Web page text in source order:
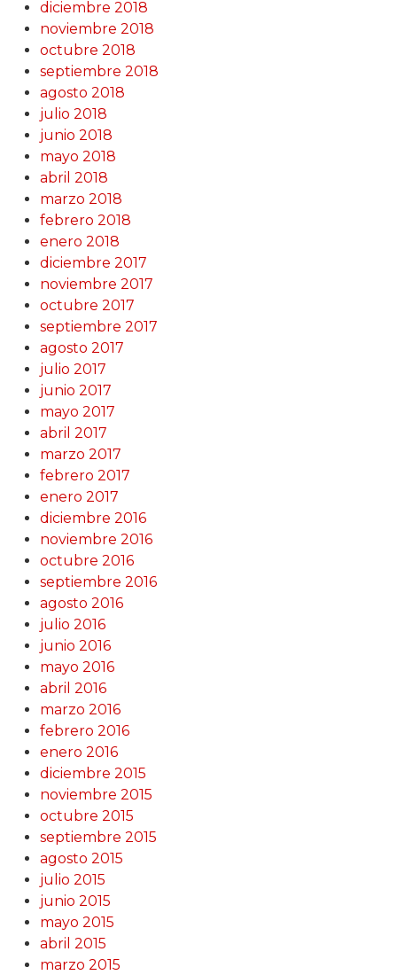
diciembre 2018
noviembre 2018
octubre 2018
septiembre 2018
agosto 2018
julio 2018
junio 2018
mayo 2018
abril 2018
marzo 2018
febrero 2018
enero 2018
diciembre 2017
noviembre 2017
octubre 2017
septiembre 2017
agosto 2017
julio 2017
junio 2017
mayo 2017
abril 2017
marzo 2017
febrero 2017
enero 2017
diciembre 2016
noviembre 2016
octubre 2016
septiembre 2016
agosto 2016
julio 2016
junio 2016
mayo 2016
abril 2016
marzo 2016
febrero 2016
enero 2016
diciembre 2015
noviembre 2015
octubre 2015
septiembre 2015
agosto 2015
julio 2015
junio 2015
mayo 2015
abril 2015
marzo 2015